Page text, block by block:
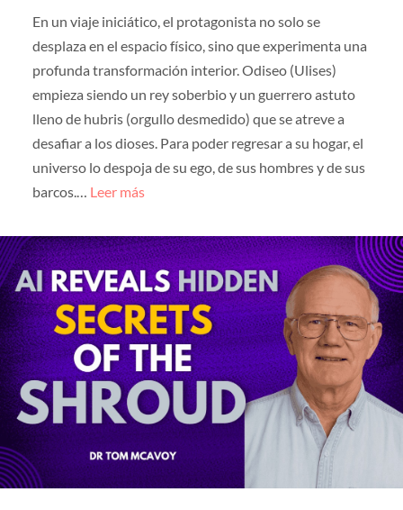
En un viaje iniciático, el protagonista no solo se
desplaza en el espacio físico, sino que experimenta una
profunda transformación interior. Odiseo (Ulises)
empieza siendo un rey soberbio y un guerrero astuto
lleno de hubris (orgullo desmedido) que se atreve a
desafiar a los dioses. Para poder regresar a su hogar, el
universo lo despoja de su ego, de sus hombres y de sus
barcos.… Leer más